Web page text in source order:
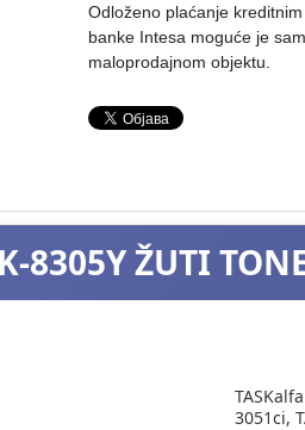
Odloženo plaćanje
banke Intesa moguće je
maloprodajnom objektu.
8305Y ŽUTI
3051ci,